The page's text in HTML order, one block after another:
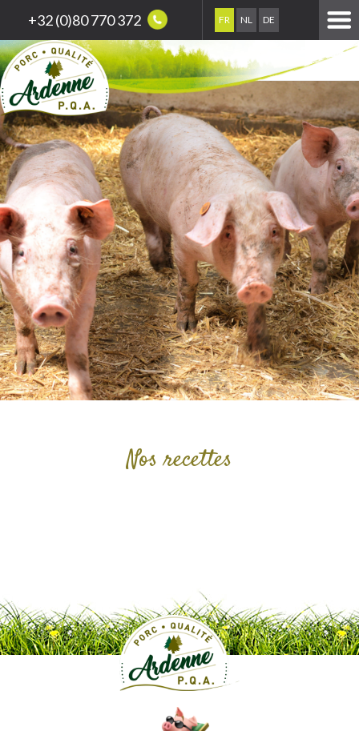
+32 (0)80 770 372 FR NL DE
Nos recettes